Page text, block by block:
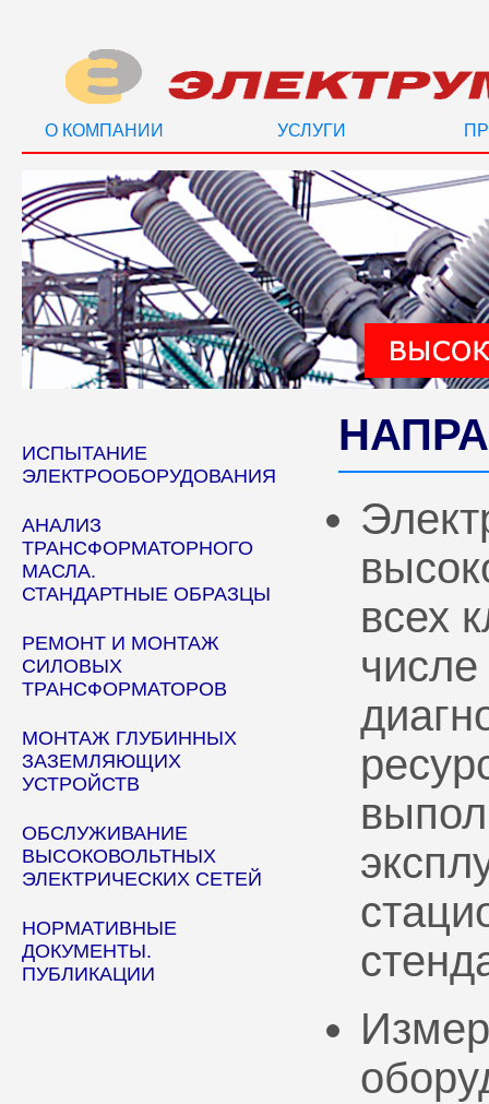
О КОМПАНИИ УСЛУГИ
ИСПЫТАНИЕ
ЭЛЕКТРООБОРУДОВАНИЯ
АНАЛИЗ
ТРАНСФОРМАТОРНОГО
МАСЛА.
СТАНДАРТНЫЕ ОБРАЗЦЫ
РЕМОНТ И МОНТАЖ
СИЛОВЫХ
ТРАНСФОРМАТОРОВ
МОНТАЖ ГЛУБИННЫХ
ЗАЗЕМЛЯЮЩИХ
УСТРОЙСТВ
ОБСЛУЖИВАНИЕ
ВЫСОКОВОЛЬТНЫХ
ЭЛЕКТРИЧЕСКИХ СЕТЕЙ
НОРМАТИВНЫЕ
ДОКУМЕНТЫ.
ПУБЛИКАЦИИ
всех